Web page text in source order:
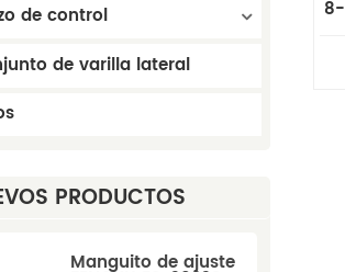
de control
de varilla lateral
PRODUCTOS
Manguito de ajuste